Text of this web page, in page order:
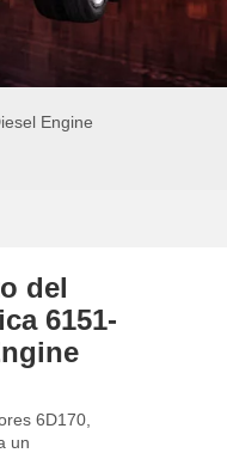
Engine
del
6151-
6D170,
un